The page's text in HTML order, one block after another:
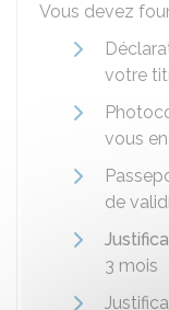
Vous devez
votre
vous
de
3 mois